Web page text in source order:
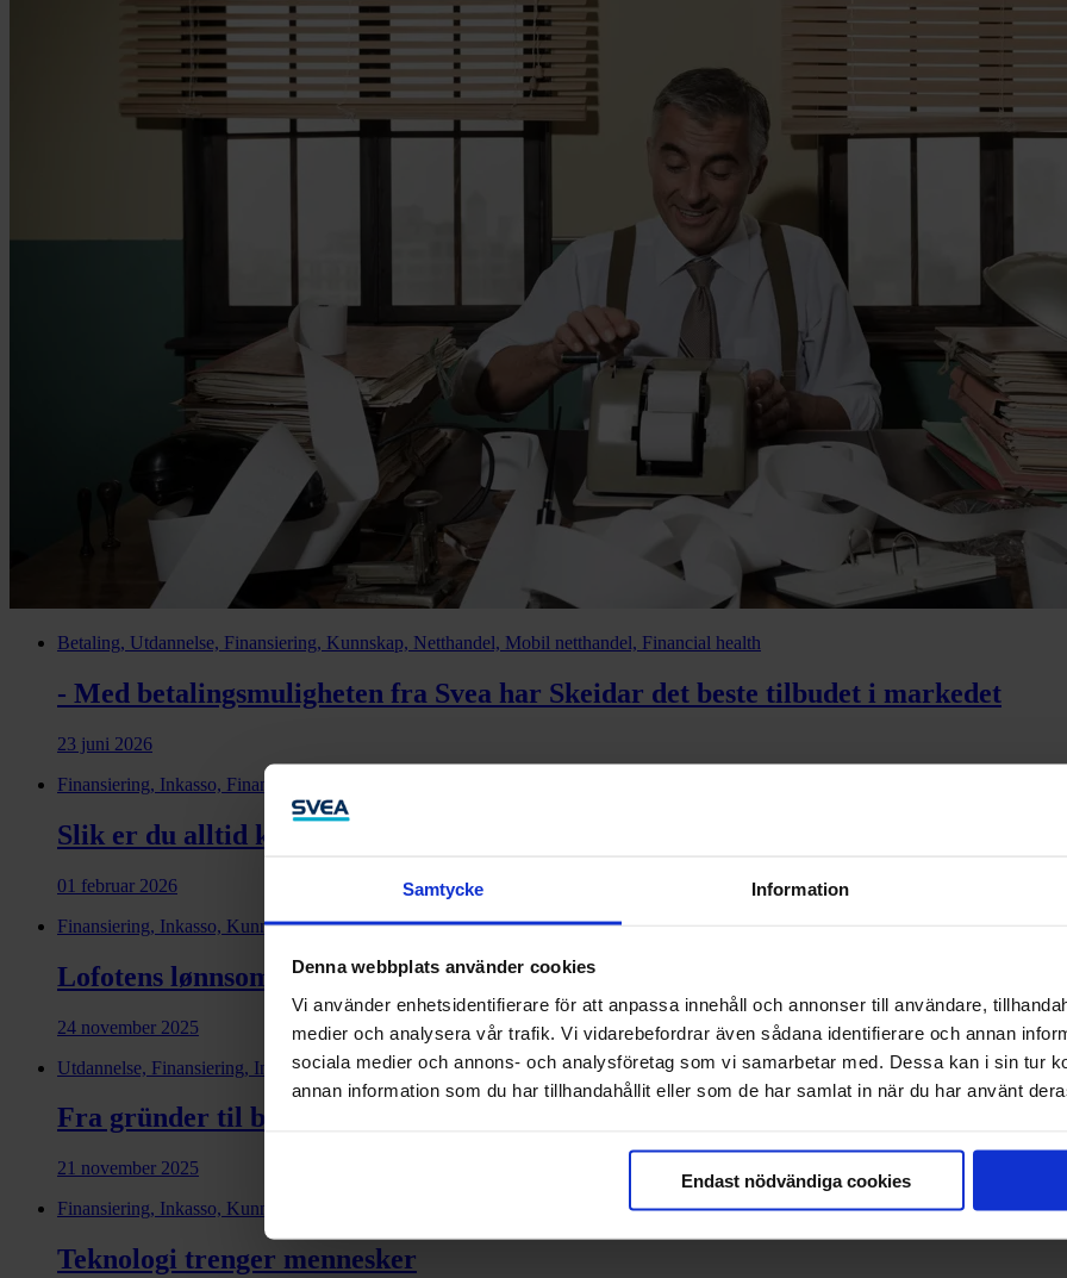
Samtycke Information
Denna webbplats använder cookies
Vi använder enhetsidentifierare för att anpassa innehåll och annonser till användare,
medier och analysera vår trafik. Vi vidarebefordrar även sådana identifierare och annan
sociala medier och annons- och analysföretag som vi samarbetar med. Dessa kan i sin tur
annan information som du har tillhandahållit eller som de har samlat in när du har använt
Endast nödvändiga cookies
Betaling, Utdannelse, Finansiering, Kunnskap, Netthandel, Mobil netthandel, Financial health
- Med betalingsmuligheten fra Svea har Skeidar det beste tilbudet i markedet
23 juni 2026
Finansiering, Inkasso, Financial health, Factoring
Slik er du alltid klar for nye muligheter
01 februar 2026
Finansiering, Inkasso, Kunnskap, Credit management
Lofotens lønnsomme løp
24 november 2025
Utdannelse, Finansiering, Inkasso, Kunnskap, Credit management
Fra gründer til børs
21 november 2025
Finansiering, Inkasso, Kunnskap, Financial health
Teknologi trenger mennesker